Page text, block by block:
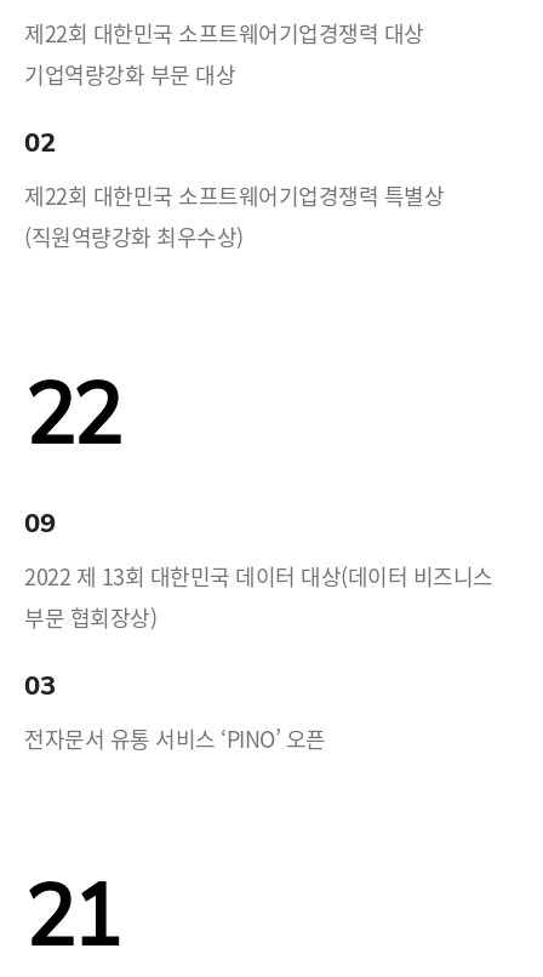
제22회 대한민국 소프트웨어기업경쟁력 대상
기업역량강화 부문 대상
02
제22회 대한민국 소프트웨어기업경쟁력 특별상
(직원역량강화 최우수상)
22
09
2022 제 13회 대한민국 데이터 대상(데이터 비즈니스
부문 협회장상)
03
전자문서 유통 서비스 ‘PINO’ 오픈
21